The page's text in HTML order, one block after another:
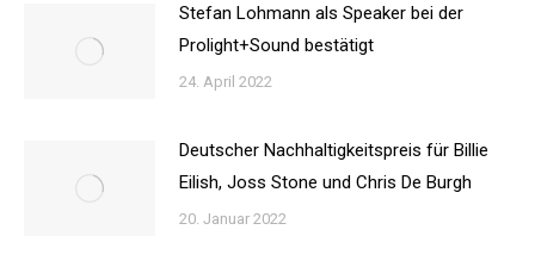
Stefan Lohmann als Speaker bei der
Prolight+Sound bestätigt
24. April 2022
Deutscher Nachhaltigkeitspreis für Billie
Eilish, Joss Stone und Chris De Burgh
20. Januar 2022